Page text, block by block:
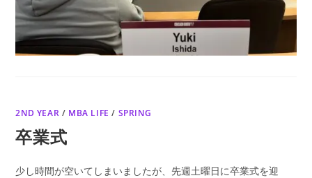
2ND YEAR / MBA LIFE / SPRING
卒業式
少し時間が空いてしまいましたが、先週土曜日に卒業式を迎